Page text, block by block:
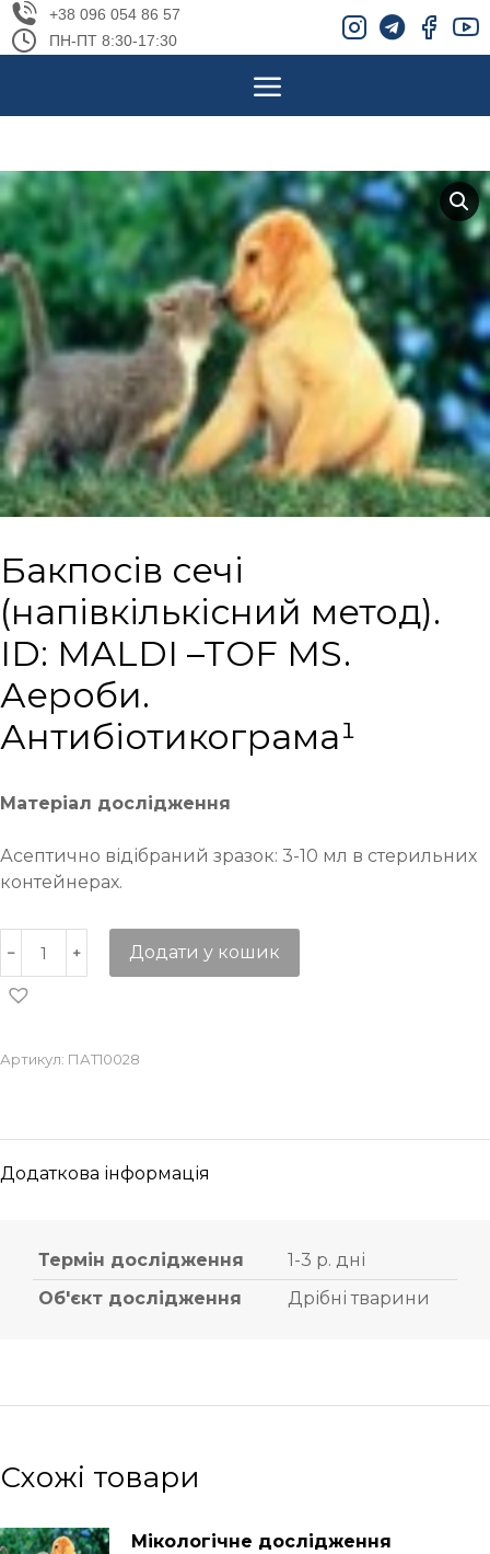
+38 096 054 86 57
ПН-ПТ 8:30-17:30
Бакпосів сечі
(напівкількісний метод).
ID: MALDI –TOF MS.
Аероби.
Антибіотикограма¹
Матеріал дослідження
Асептично відібраний зразок: 3-10 мл в стерильних
контейнерах.
Додати у кошик
Артикул: ПАТ10028
Додаткова інформація
Термін дослідження
1-3 р. дні
Об'єкт дослідження
Дрібні тварини
Схожі товари
Мікологічне дослідження